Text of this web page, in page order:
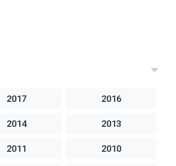
2017 2016
2014 2013
2011 2010